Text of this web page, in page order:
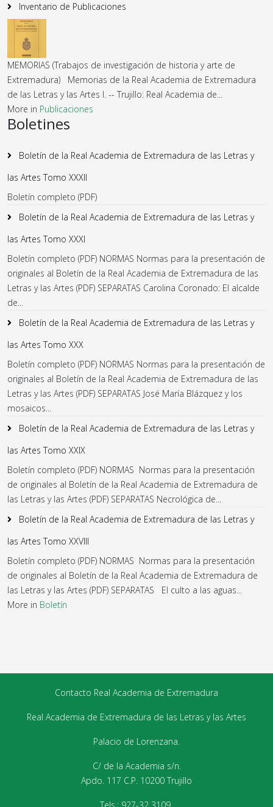
Inventario de Publicaciones
MEMORIAS (Trabajos de investigación de historia y arte de
Extremadura) Memorias de la Real Academia de Extremadura
de las Letras y las Artes I. -- Trujillo: Real Academia de...
More in Publicaciones
Boletines
Boletín de la Real Academia de Extremadura de las Letras y
las Artes Tomo XXXII
Boletín completo (PDF)
Boletín de la Real Academia de Extremadura de las Letras y
las Artes Tomo XXXI
Boletín completo (PDF) NORMAS Normas para la presentación de
originales al Boletín de la Real Academia de Extremadura de las
Letras y las Artes (PDF) SEPARATAS Carolina Coronado: El alcalde
de...
Boletín de la Real Academia de Extremadura de las Letras y
las Artes Tomo XXX
Boletín completo (PDF) NORMAS Normas para la presentación de
originales al Boletín de la Real Academia de Extremadura de las
Letras y las Artes (PDF) SEPARATAS José María Blázquez y los
mosaicos...
Boletín de la Real Academia de Extremadura de las Letras y
las Artes Tomo XXIX
Boletín completo (PDF) NORMAS Normas para la presentación
de originales al Boletín de la Real Academia de Extremadura de
las Letras y las Artes (PDF) SEPARATAS Necrológica de...
Boletín de la Real Academia de Extremadura de las Letras y
las Artes Tomo XXVIII
Boletín completo (PDF) NORMAS Normas para la presentación
de originales al Boletín de la Real Academia de Extremadura de
las Letras y las Artes (PDF) SEPARATAS El culto a las aguas...
More in Boletín
Contacto Real Academia de Extremadura
Real Academia de Extremadura de las Letras y las Artes
Palacio de Lorenzana.
C/ de la Academia s/n.
Apdo. 117 C.P. 10200 Trujillo